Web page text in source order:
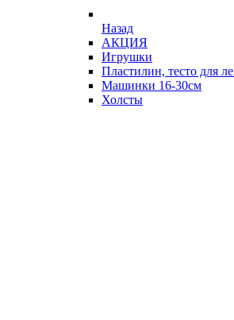
Назад
АКЦИЯ
Игрушки
Пластилин, тесто для
Машинки 16-30см
Холсты